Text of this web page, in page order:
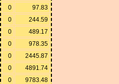
0
97.83
0
244.59
0
489.17
0
978.35
0
2445.87
0
4891.74
0
9783.48